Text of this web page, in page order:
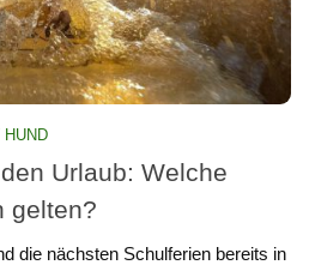
HUND
Urlaub: Welche
gelten?
die nächsten Schulferien bereits in